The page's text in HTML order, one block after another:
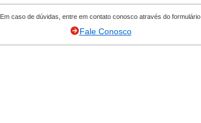
Em caso de dúvidas, entre em contato conosco através do formulário.
Fale Conosco